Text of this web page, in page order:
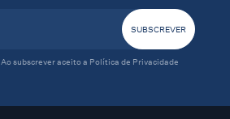
Ao subscrever aceito a Política de Privacidade